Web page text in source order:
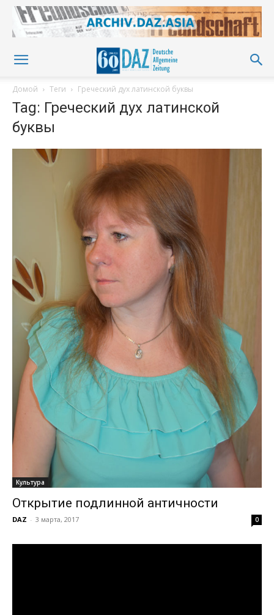
Домой Теги Греческий дух латинской буквы
Tag: Греческий дух латинской
буквы
Культура
Открытие подлинной античности
DAZ - 3 марта, 2017 0